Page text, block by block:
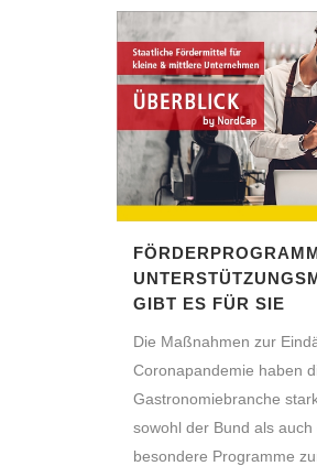
GIBT ES FÜR SIE
Die Maßnahmen zur
Coronapandemie haben
Gastronomiebranche
sowohl der Bund als
besondere Programme